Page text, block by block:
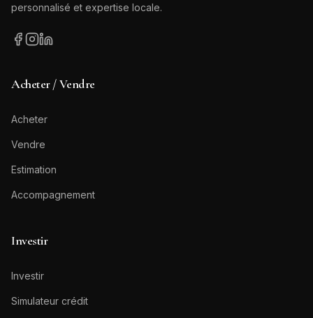
personnalisé et expertise locale.
Acheter / Vendre
Acheter
Vendre
Estimation
Accompagnement
Investir
Investir
Simulateur crédit